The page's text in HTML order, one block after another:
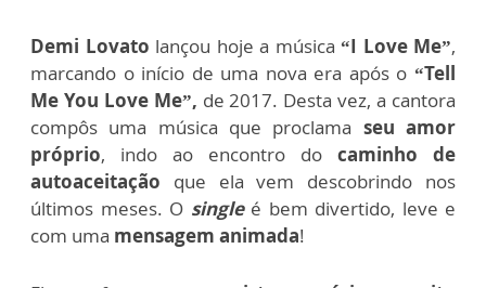
Demi Lovato lançou hoje a música “I Love Me”,
marcando o início de uma nova era após o “Tell
Me You Love Me”, de 2017. Desta vez, a cantora
compôs uma música que proclama seu amor
próprio, indo ao encontro do caminho de
autoaceitação que ela vem descobrindo nos
últimos meses. O singleé bem divertido, leve e
com uma mensagem animada!